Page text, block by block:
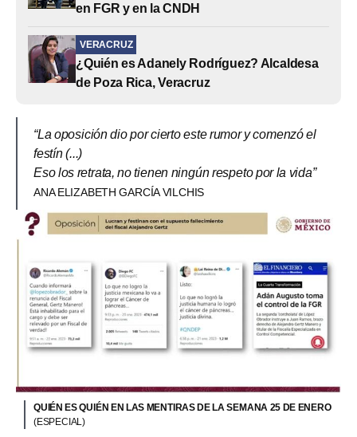
en FGR y en la CNDH
VERACRUZ
¿Quién es Adanely Rodríguez? Alcaldesa
de Poza Rica, Veracruz
“La oposición dio por cierto este rumor y comenzó el
festín (...)
Eso los retrata, no tienen ningún respeto por la vida”
ANA ELIZABETH GARCÍA VILCHIS
QUIÉN ES QUIÉN EN LAS MENTIRAS DE LA SEMANA 25 DE ENERO
(ESPECIAL)